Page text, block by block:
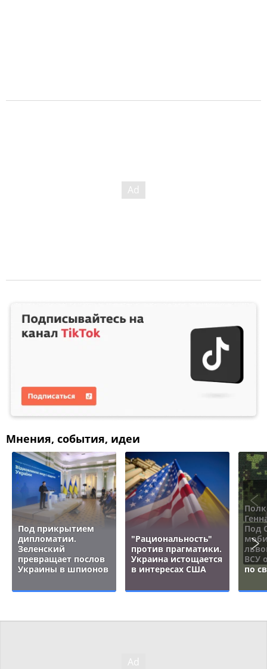
Мнения, события, идеи
Под прикрытием
дипломатии.
Зеленский
превращает послов
Украины в шпионов
"Рациональность"
против прагматики.
Украина истощается
в интересах США
Под
ВСУ
по